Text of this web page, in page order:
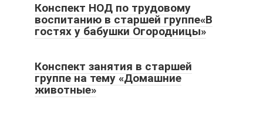
Конспект НОД по трудовому
воспитанию в старшей группе«В
гостях у бабушки Огородницы»
Конспект занятия в старшей
группе на тему «Домашние
животные»